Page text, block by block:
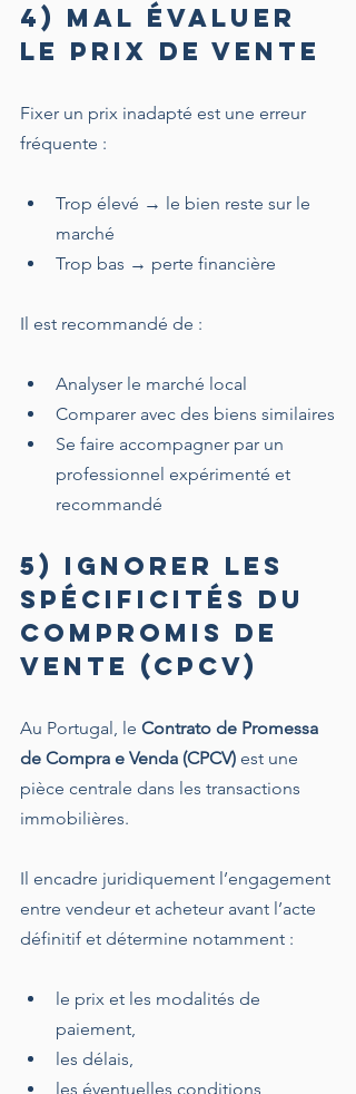
4) Mal évaluer
le prix de vente
Fixer un prix inadapté est une erreur
fréquente :
Trop élevé → le bien reste sur le
marché
Trop bas → perte financière
Il est recommandé de :
Analyser le marché local
Comparer avec des biens similaires
Se faire accompagner par un
professionnel expérimenté et
recommandé
5) Ignorer les
spécificités du
compromis de
vente (CPCV)
Au Portugal, le Contrato de Promessa
de Compra e Venda (CPCV) est une
pièce centrale dans les transactions
immobilières.
Il encadre juridiquement l’engagement
entre vendeur et acheteur avant l’acte
définitif et détermine notamment :
le prix et les modalités de
paiement,
les délais,
les éventuelles conditions